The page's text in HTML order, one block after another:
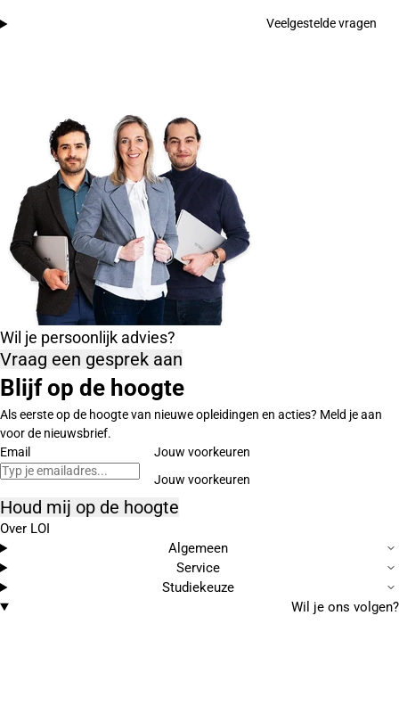
Veelgestelde vragen
Wil je persoonlijk advies?
Vraag een gesprek aan
Blijf op de hoogte
Als eerste op de hoogte van nieuwe opleidingen en acties? Meld je aan
voor de nieuwsbrief.
Email
Jouw voorkeuren
Houd mij op de hoogte
Over LOI
Algemeen
Service
Studiekeuze
Wil je ons volgen?